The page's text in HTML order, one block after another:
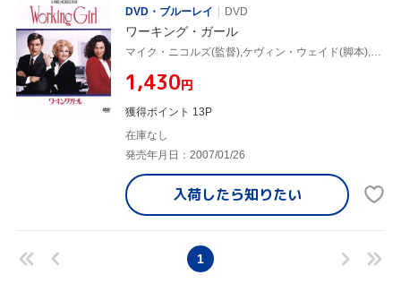
DVD・ブルーレイ
DVD
ワーキング・ガール
¥1,430円
獲得ポイント 13P
在庫なし
発売年月日：2007/01/26
入荷したら知りたい
1